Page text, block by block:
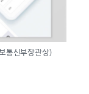
통신부장관상)